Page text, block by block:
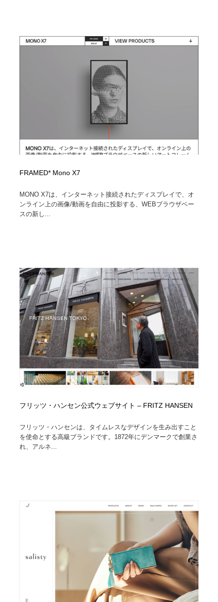
FRAMED* Mono X7
MONO X7は、インターネット接続されたディスプレイで、オ
ンライン上の画像/動画を自由に投影する、WEBブラウザベー
スの新し...
フリッツ・ハンセン公式ウェブサイト – FRITZ HANSEN
フリッツ・ハンセンは、タイムレスなデザインを生み出すこと
を使命とする高級ブランドです。1872年にデンマークで創業さ
れ、アルネ...